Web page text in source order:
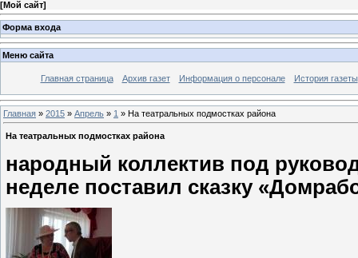
[Мой сайт]
Форма входа
Меню сайта
Главная страница Архив газет Информация о персонале История газеты
Главная » 2015 » Апрель » 1 » На театральных подмостках района
На театральных подмостках района
народный коллектив под
неделе поставил сказку